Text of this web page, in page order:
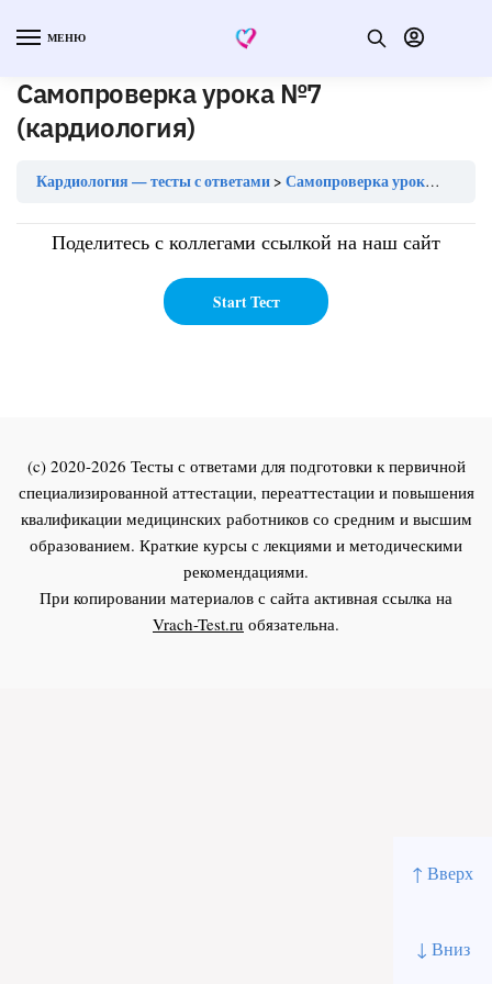
↑ Вверх
↓ Вниз
МЕНЮ
Самопроверка урока №7
(кардиология)
Кардиология — тесты с ответами Самопроверка урока №7 (кардиология)
Поделитесь с коллегами ссылкой на наш сайт
(c) 2020-2026 Тесты с ответами для подготовки к первичной
специализированной аттестации, переаттестации и повышения
квалификации медицинских работников со средним и высшим
образованием. Краткие курсы с лекциями и методическими
рекомендациями.
При копировании материалов с сайта активная ссылка на
Vrach-Test.ru обязательна.